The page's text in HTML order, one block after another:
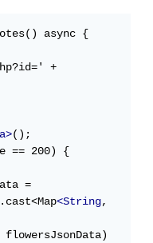
async {
+
();
<String